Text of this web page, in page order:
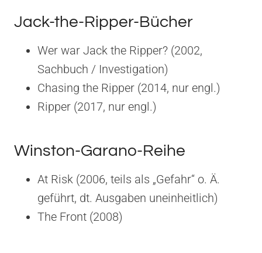
Jack-the-Ripper-Bücher
Wer war Jack the Ripper? (2002,
Sachbuch / Investigation)
Chasing the Ripper (2014, nur engl.)
Ripper (2017, nur engl.)
Winston-Garano-Reihe
At Risk (2006, teils als „Gefahr“ o. Ä.
geführt, dt. Ausgaben uneinheitlich)
The Front (2008)